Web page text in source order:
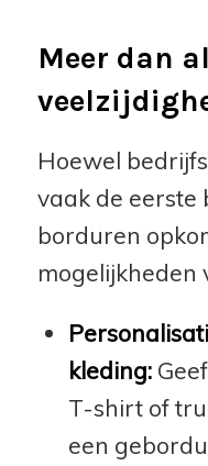
Meer dan
Hoewel
vaak de eerste
borduren
mogelijkheden
kleding:
T-shirt of
een